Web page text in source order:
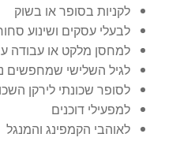
לקניות בסופר או בשוק
לבעלי עסקים ושינוע
למחסן מלקט או עבודה
לגיל השלישי שמחפשים
לסופר שכונתי לירקן
למפעילי דוכנים
לאוהבי הקמפינג והמנגל